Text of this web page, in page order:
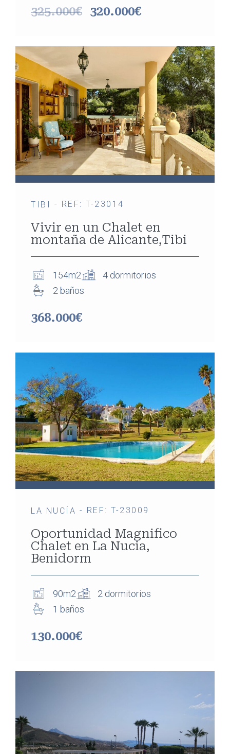
325.000€ 320.000€
TIBI - REF: T-23014
Vivir en un Chalet en
montaña de Alicante,Tibi
154m2
4 dormitorios
2 baños
368.000€
LA NUCÍA - REF: T-23009
Oportunidad Magnifico
Chalet en La Nucia,
Benidorm
90m2
2 dormitorios
1 baños
130.000€